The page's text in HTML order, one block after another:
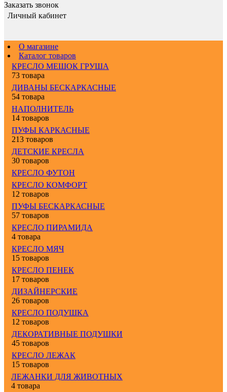
Заказать звонок
Личный кабинет
О магазине
Каталог товаров
КРЕСЛО МЕШОК ГРУША
73 товара
ДИВАНЫ БЕСКАРКАСНЫЕ
54 товара
НАПОЛНИТЕЛЬ
14 товаров
ПУФЫ КАРКАСНЫЕ
213 товаров
ДЕТСКИЕ КРЕСЛА
30 товаров
КРЕСЛО ФУТОН
КРЕСЛО КОМФОРТ
12 товаров
ПУФЫ БЕСКАРКАСНЫЕ
57 товаров
КРЕСЛО ПИРАМИДА
4 товара
КРЕСЛО МЯЧ
15 товаров
КРЕСЛО ПЕНЕК
17 товаров
ДИЗАЙНЕРСКИЕ
26 товаров
КРЕСЛО ПОДУШКА
12 товаров
ДЕКОРАТИВНЫЕ ПОДУШКИ
45 товаров
КРЕСЛО ЛЕЖАК
15 товаров
ЛЕЖАНКИ ДЛЯ ЖИВОТНЫХ
4 товара